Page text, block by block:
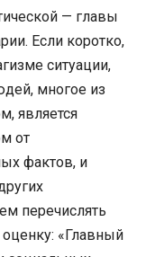
— главы
Если коротко,
ситуации,
многое из
является
от
фактов, и
перечислять
«Главный